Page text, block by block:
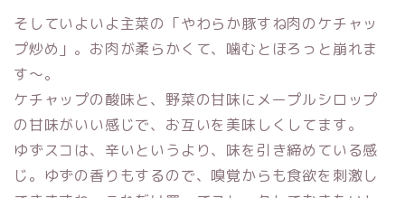
そしていよいよ主菜の「やわらか豚すね肉のケチャッ
プ炒め」。お肉が柔らかくて、噛むとほろっと崩れま
す〜。
ケチャップの酸味と、野菜の甘味にメープルシロップ
の甘味がいい感じで、お互いを美味しくしてます。
ゆずスコは、辛いというより、味を引き締めている感
じ。ゆずの香りもするので、嗅覚からも食欲を刺激し